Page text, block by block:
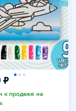
₽
к продаже на